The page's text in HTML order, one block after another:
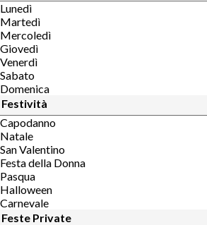
Lunedì
Martedì
Mercoledì
Giovedì
Venerdì
Sabato
Domenica
Festività
Capodanno
Natale
San Valentino
Festa della Donna
Pasqua
Halloween
Carnevale
Feste Private